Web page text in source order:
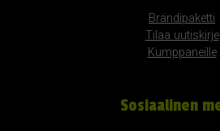
Brändipaketti
Tilaa uutiskirje
Kumppaneille
Sosiaalinen